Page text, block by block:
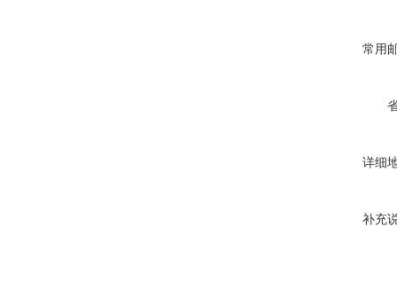
常用
详细
补充